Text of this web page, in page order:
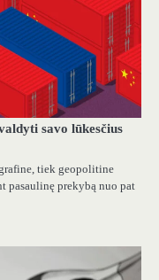
savo lūkesčius
tiek geopolitine
pasaulinę prekybą nuo pat